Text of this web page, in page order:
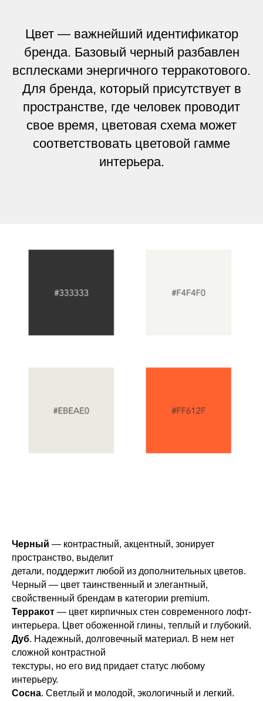
Цвет — важнейший идентификатор
бренда. Базовый черный разбавлен
всплесками энергичного терракотового.
Для бренда, который присутствует в
пространстве, где человек проводит
свое время, цветовая схема может
соответствовать цветовой гамме
интерьера.
Черный — контрастный, акцентный, зонирует
пространство, выделит
детали, поддержит любой из дополнительных цветов.
Черный — цвет таинственный и элегантный,
свойственный брендам в категории premium.
Терракот — цвет кирпичных стен современного лофт-
интерьера. Цвет обоженной глины, теплый и глубокий.
Дуб. Надежный, долговечный материал. В нем нет
сложной контрастной
текстуры, но его вид придает статус любому
интерьеру.
Сосна. Светлый и молодой, экологичный и легкий.